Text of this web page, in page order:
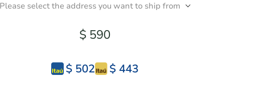
Please select the address you want to ship from
$ 590
$ 502 $ 443